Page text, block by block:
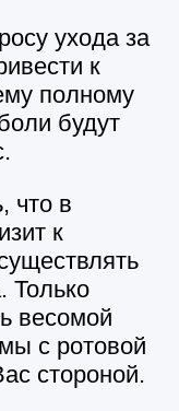
ухода за
к
полному
будут
что в
к
Только
весомой
с ротовой
стороной.